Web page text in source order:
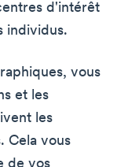
d'intérêt
individus.
vous
et les
les
Cela vous